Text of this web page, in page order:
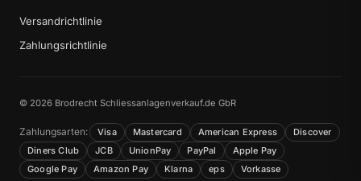
Versandrichtlinie
Zahlungsrichtlinie
© 2026 Brodrecht Schliessanlagenverkauf.de GbR
Zahlungsarten: Visa Mastercard American Express
Discover
Diners Club
JCB UnionPay PayPal
Apple Pay
Google Pay
Amazon Pay Klarna eps Vorkasse